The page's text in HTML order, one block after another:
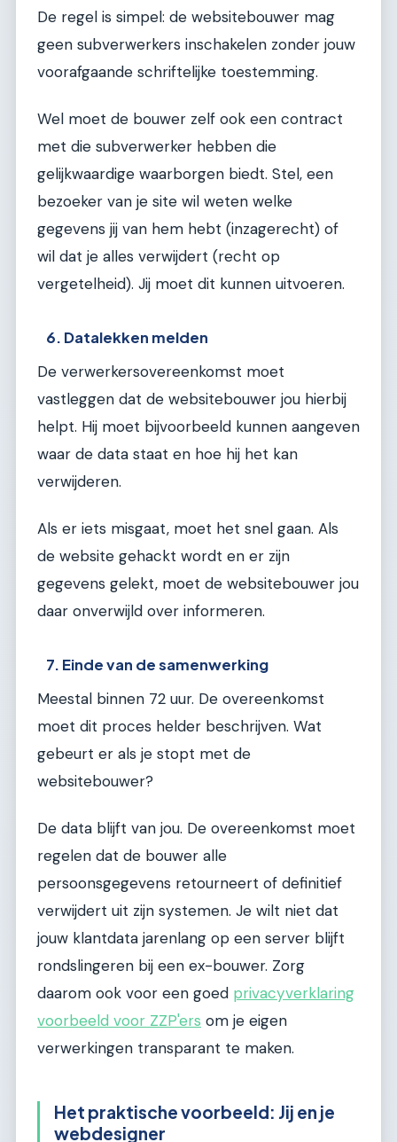
De regel is simpel: de websitebouwer mag
geen subverwerkers inschakelen zonder jouw
voorafgaande schriftelijke toestemming.
Wel moet de bouwer zelf ook een contract
met die subverwerker hebben die
gelijkwaardige waarborgen biedt. Stel, een
bezoeker van je site wil weten welke
gegevens jij van hem hebt (inzagerecht) of
wil dat je alles verwijdert (recht op
vergetelheid). Jij moet dit kunnen uitvoeren.
6. Datalekken melden
De verwerkersovereenkomst moet
vastleggen dat de websitebouwer jou hierbij
helpt. Hij moet bijvoorbeeld kunnen aangeven
waar de data staat en hoe hij het kan
verwijderen.
Als er iets misgaat, moet het snel gaan. Als
de website gehackt wordt en er zijn
gegevens gelekt, moet de websitebouwer jou
daar onverwijld over informeren.
7. Einde van de samenwerking
Meestal binnen 72 uur. De overeenkomst
moet dit proces helder beschrijven. Wat
gebeurt er als je stopt met de
websitebouwer?
De data blijft van jou. De overeenkomst moet
regelen dat de bouwer alle
persoonsgegevens retourneert of definitief
verwijdert uit zijn systemen. Je wilt niet dat
jouw klantdata jarenlang op een server blijft
rondslingeren bij een ex-bouwer. Zorg
daarom ook voor een goed privacyverklaring
voorbeeld voor ZZP'ers om je eigen
verwerkingen transparant te maken.
Het praktische voorbeeld: Jij en je
webdesigner